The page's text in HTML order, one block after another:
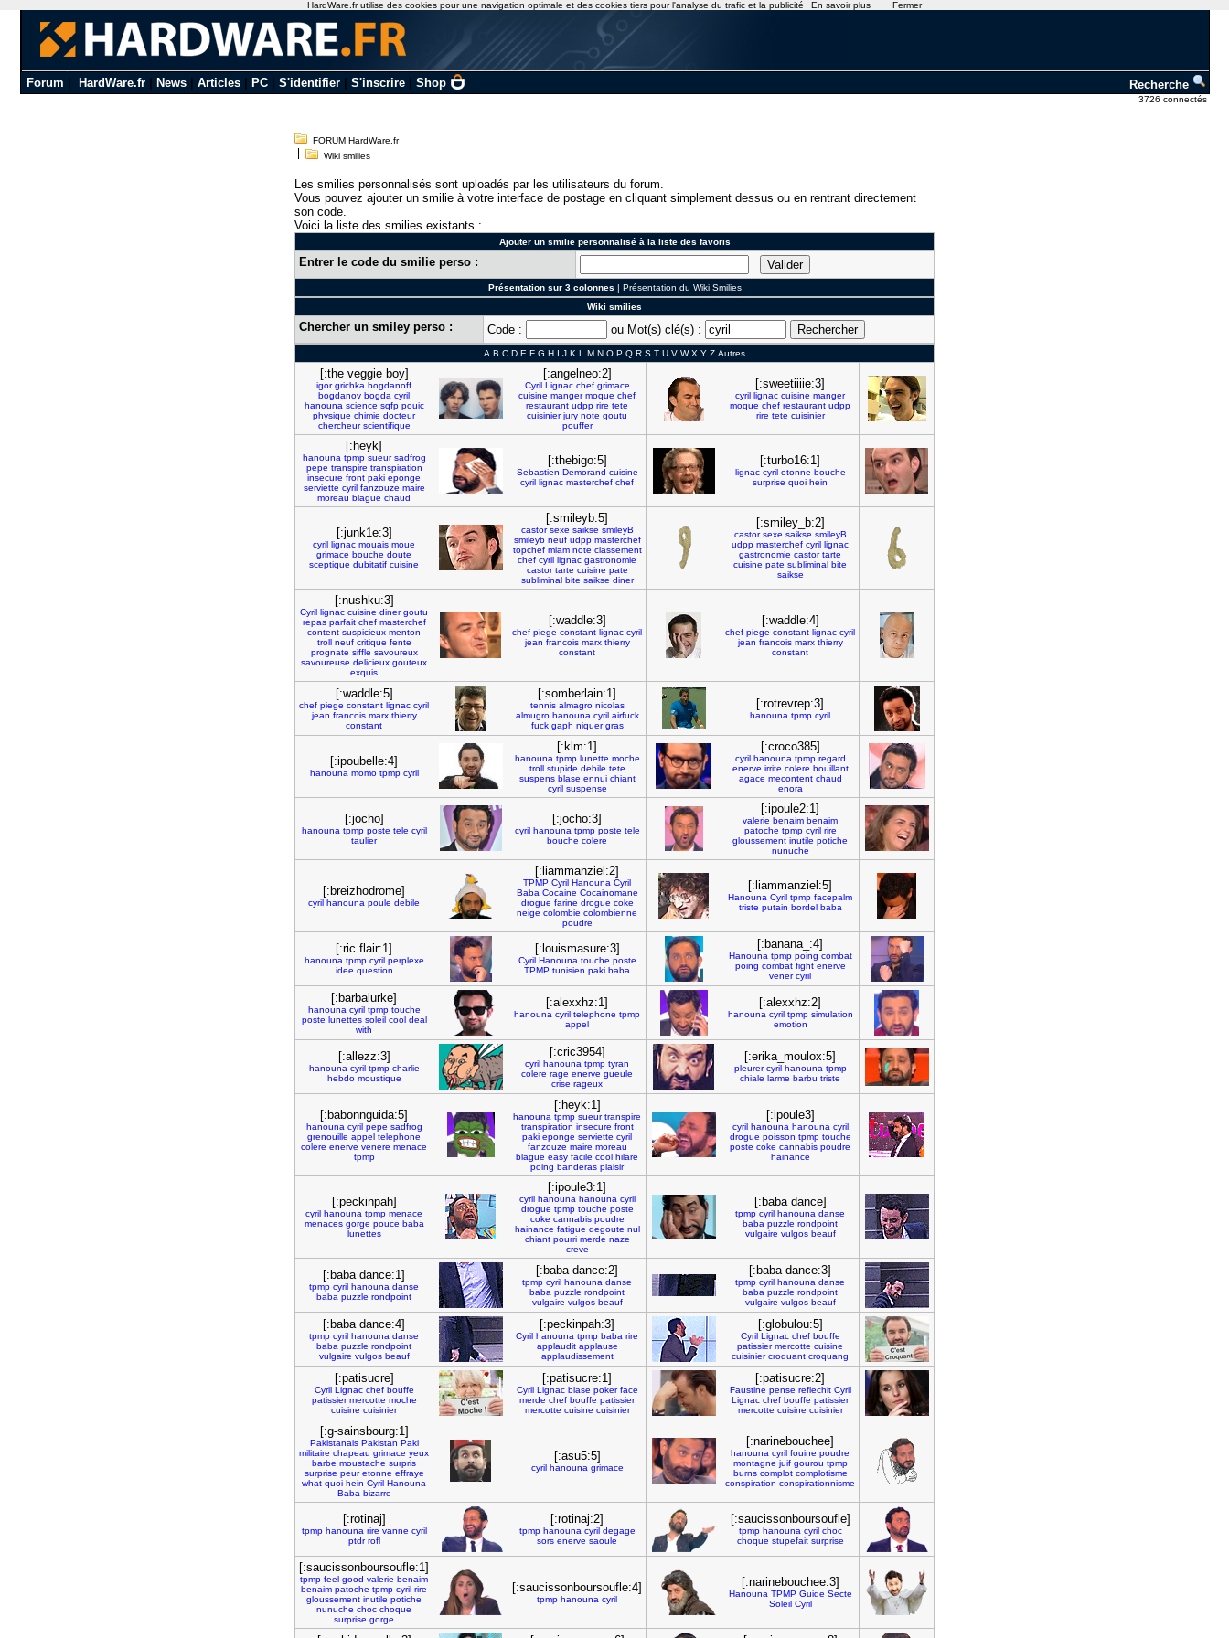
Forum HardWare.fr| News| Articles| PC| S'identifier| S'inscrire| Shop Recherche
3726 connectés
FORUM HardWare.fr
Wiki smilies
Les smilies personnalisés sont uploadés par les utilisateurs du forum.
Vous pouvez ajouter un smilie à votre interface de postage en cliquant simplement dessus ou en rentrant directement
son code.
Voici la liste des smilies existants :
Ajouter un smilie personnalisé à la liste des favoris
Entrer le code du smilie perso :
Présentation sur 3 colonnes | Présentation du Wiki Smilies
Wiki smilies
Chercher un smiley perso : Code : ou Mot(s) clé(s) :
A B C D E F G H I J K L M N O P Q R S T U V W X Y Z Autres
[:the veggie boy]
igor grichka bogdanoff
bogdanov bogda cyril
hanouna science sqfp pouic
physique chimie docteur
chercheur scientifique
[:angelneo:2]
Cyril Lignac chef grimace
cuisine manger moque chef
restaurant udpp rire tete
cuisinier jury note goutu
pouffer
[:sweetiiiie:3]
cyril lignac cuisine manger
moque chef restaurant udpp
rire tete cuisinier
[:heyk]
hanouna tpmp sueur sadfrog
pepe transpire transpiration
insecure front paki eponge
serviette cyril fanzouze maire
moreau blague chaud
[:thebigo:5]
Sebastien Demorand cuisine
cyril lignac masterchef chef
[:turbo16:1]
lignac cyril etonne bouche
surprise quoi hein
[:junk1e:3]
cyril lignac mouais moue
grimace bouche doute
sceptique dubitatif cuisine
[:smileyb:5]
castor sexe saikse smileyB
smileyb neuf udpp masterchef
topchef miam note classement
chef cyril lignac gastronomie
castor tarte cuisine pate
subliminal bite saikse diner
[:smiley_b:2]
castor sexe saikse smileyB
udpp masterchef cyril lignac
gastronomie castor tarte
cuisine pate subliminal bite
saikse
[:nushku:3]
Cyril lignac cuisine diner goutu
repas parfait chef masterchef
content suspicieux menton
troll neuf critique fente
prognate siffle savoureux
savoureuse delicieux gouteux
exquis
[:waddle:3]
chef piege constant lignac cyril
jean francois marx thierry
constant
[:waddle:4]
chef piege constant lignac cyril
jean francois marx thierry
constant
[:waddle:5]
chef piege constant lignac cyril
jean francois marx thierry
constant
[:somberlain:1]
tennis almagro nicolas
almugro hanouna cyril airfuck
fuck gaph niquer gras
[:rotrevrep:3]
hanouna tpmp cyril
[:ipoubelle:4]
hanouna momo tpmp cyril
[:klm:1]
hanouna tpmp lunette moche
troll stupide debile tete
suspens blase ennui chiant
cyril suspense
[:croco385]
cyril hanouna tpmp regard
enerve irrite colere bouillant
agace mecontent chaud
enora
[:jocho]
hanouna tpmp poste tele cyril
taulier
[:jocho:3]
cyril hanouna tpmp poste tele
bouche colere
[:ipoule2:1]
valerie benaim benaim
patoche tpmp cyril rire
gloussement inutile potiche
nunuche
[:breizhodrome]
cyril hanouna poule debile
[:liammanziel:2]
TPMP Cyril Hanouna Cyril
Baba Cocaine Cocainomane
drogue farine drogue coke
neige colombie colombienne
poudre
[:liammanziel:5]
Hanouna Cyril tpmp facepalm
triste putain bordel baba
[:ric flair:1]
hanouna tpmp cyril perplexe
idee question
[:louismasure:3]
Cyril Hanouna touche poste
TPMP tunisien paki baba
[:banana_:4]
Hanouna tpmp poing combat
poing combat fight enerve
vener cyril
[:barbalurke]
hanouna cyril tpmp touche
poste lunettes soleil cool deal
with
[:alexxhz:1]
hanouna cyril telephone tpmp
appel
[:alexxhz:2]
hanouna cyril tpmp simulation
emotion
[:allezz:3]
hanouna cyril tpmp charlie
hebdo moustique
[:cric3954]
cyril hanouna tpmp tyran
colere rage enerve gueule
crise rageux
[:erika_moulox:5]
pleurer cyril hanouna tpmp
chiale larme barbu triste
[:babonnguida:5]
hanouna cyril pepe sadfrog
grenouille appel telephone
colere enerve venere menace
tpmp
[:heyk:1]
hanouna tpmp sueur transpire
transpiration insecure front
paki eponge serviette cyril
fanzouze maire moreau
blague easy facile cool hilare
poing banderas plaisir
[:ipoule3]
cyril hanouna hanouna cyril
drogue poisson tpmp touche
poste coke cannabis poudre
hainance
[:peckinpah]
cyril hanouna tpmp menace
menaces gorge pouce baba
lunettes
[:ipoule3:1]
cyril hanouna hanouna cyril
drogue tpmp touche poste
coke cannabis poudre
hainance fatigue degoute nul
chiant pourri merde naze
creve
[:baba dance]
tpmp cyril hanouna danse
baba puzzle rondpoint
vulgaire vulgos beauf
[:baba dance:1]
tpmp cyril hanouna danse
baba puzzle rondpoint
[:baba dance:2]
tpmp cyril hanouna danse
baba puzzle rondpoint
vulgaire vulgos beauf
[:baba dance:3]
tpmp cyril hanouna danse
baba puzzle rondpoint
vulgaire vulgos beauf
[:baba dance:4]
tpmp cyril hanouna danse
baba puzzle rondpoint
vulgaire vulgos beauf
[:peckinpah:3]
Cyril hanouna tpmp baba rire
applaudit applause
applaudissement
[:globulou:5]
Cyril Lignac chef bouffe
patissier mercotte cuisine
cuisinier croquant croquang
[:patisucre]
Cyril Lignac chef bouffe
patissier mercotte moche
cuisine cuisinier
[:patisucre:1]
Cyril Lignac blase poker face
merde chef bouffe patissier
mercotte cuisine cuisinier
[:patisucre:2]
Faustine pense reflechit Cyril
Lignac chef bouffe patissier
mercotte cuisine cuisinier
[:g-sainsbourg:1]
Pakistanais Pakistan Paki
militaire chapeau grimace yeux
barbe moustache surpris
surprise peur etonne effraye
what quoi hein Cyril Hanouna
Baba bizarre
[:asu5:5]
cyril hanouna grimace
[:narinebouchee]
hanouna cyril fouine poudre
montagne juif gourou tpmp
burns complot complotisme
conspiration conspirationnisme
[:rotinaj]
tpmp hanouna rire vanne cyril
ptdr rofl
[:rotinaj:2]
tpmp hanouna cyril degage
sors enerve saoule
[:saucissonboursoufle]
tpmp hanouna cyril choc
choque stupefait surprise
[:saucissonboursoufle:1]
tpmp feel good valerie benaim
benaim patoche tpmp cyril rire
gloussement inutile potiche
nunuche choc choque
surprise gorge
[:saucissonboursoufle:4]
tpmp hanouna cyril
[:narinebouchee:3]
Hanouna TPMP Guide Secte
Soleil Cyril
HardWare.fr utilise des cookies pour une navigation optimale et des cookies tiers pour l'analyse du trafic et la publicité En savoir plus Fermer